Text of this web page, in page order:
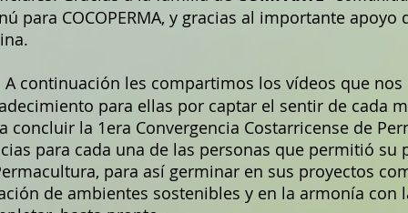
para COCOPERMA, y gracias al importante
les compartimos los vídeos que nos
para ellas por captar el sentir de cada
concluir la 1era Convergencia Costarricense de
para cada una de las personas que permitió su
para así germinar en sus proyectos
de ambientes sostenibles y en la armonía